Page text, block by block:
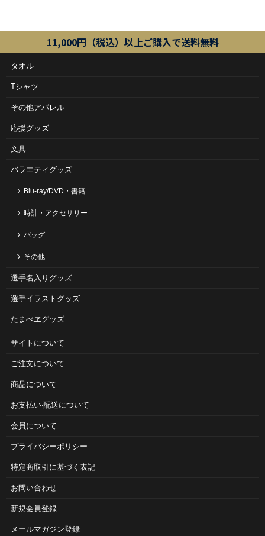
11,000円（税込）以上ご購入で送料無料
タオル
Tシャツ
その他アパレル
応援グッズ
文具
バラエティグッズ
Blu-ray/DVD・書籍
時計・アクセサリー
バッグ
その他
選手名入りグッズ
選手イラストグッズ
たまべヱグッズ
サイトについて
ご注⽂について
商品について
お⽀払い‧配送について
会員について
プライバシーポリシー
特定商取引に基づく表記
お問い合わせ
新規会員登録
メールマガジン登録